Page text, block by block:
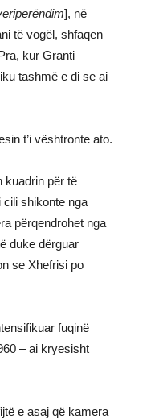
erëndim], në
të vogël, shfaqen
kur Granti
tashmë e di se ai
t’i vështronte ato.
kuadrin për të
shikonte nga
përqendrohet nga
duke dërguar
se Xhefrisi po
fuqinë
– ai kryesisht
e asaj që kamera